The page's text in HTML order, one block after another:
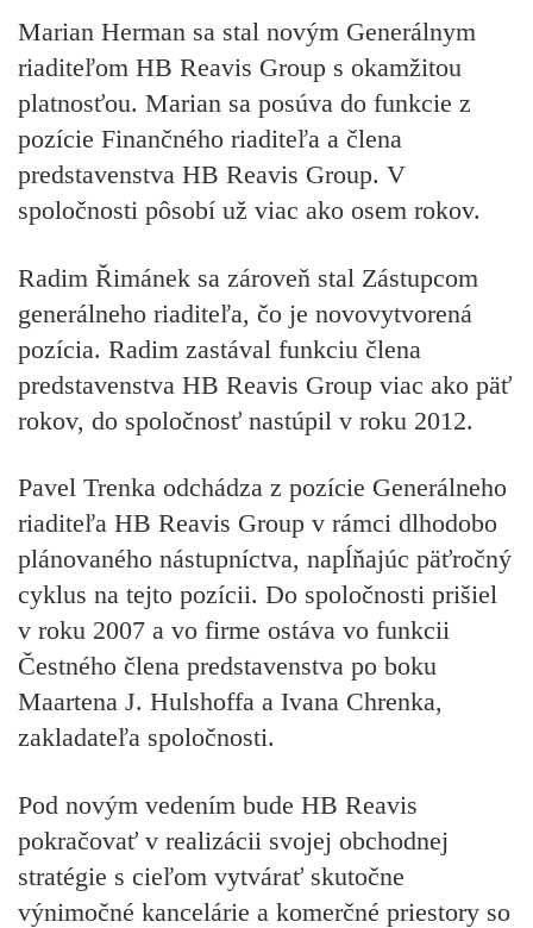
Marian Herman sa stal novým Generálnym
riaditeľom HB Reavis Group s okamžitou
platnosťou. Marian sa posúva do funkcie z
pozície Finančného riaditeľa a člena
predstavenstva HB Reavis Group. V
spoločnosti pôsobí už viac ako osem rokov.
Radim Řimánek sa zároveň stal Zástupcom
generálneho riaditeľa, čo je novovytvorená
pozícia. Radim zastával funkciu člena
predstavenstva HB Reavis Group viac ako päť
rokov, do spoločnosť nastúpil v roku 2012.
Pavel Trenka odchádza z pozície Generálneho
riaditeľa HB Reavis Group v rámci dlhodobo
plánovaného nástupníctva, napĺňajúc päťročný
cyklus na tejto pozícii. Do spoločnosti prišiel
v roku 2007 a vo firme ostáva vo funkcii
Čestného člena predstavenstva po boku
Maartena J. Hulshoffa a Ivana Chrenka,
zakladateľa spoločnosti.
Pod novým vedením bude HB Reavis
pokračovať v realizácii svojej obchodnej
stratégie s cieľom vytvárať skutočne
výnimočné kancelárie a komerčné priestory so